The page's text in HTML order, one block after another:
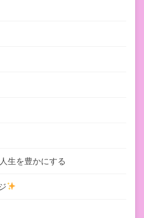
生を豊かにする